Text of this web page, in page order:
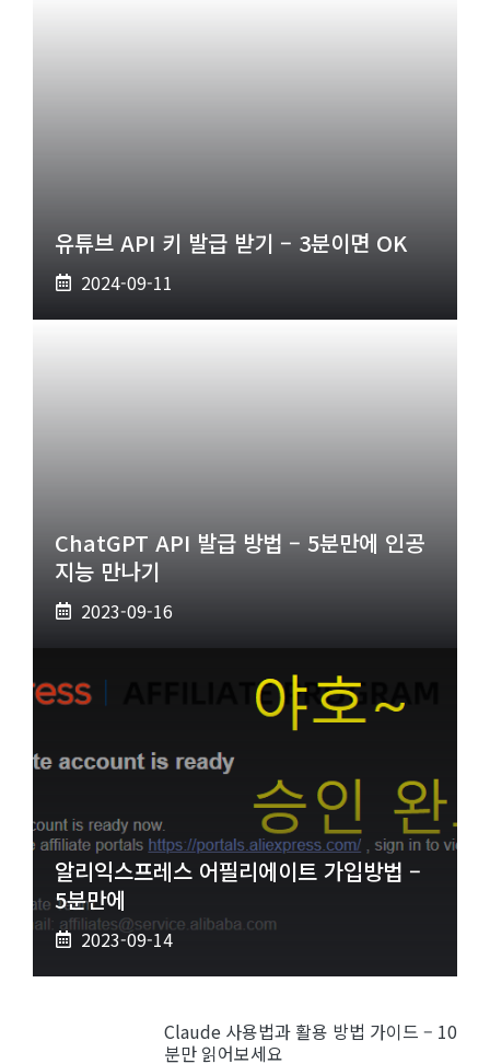
유튜브 API 키 발급 받기 – 3분이면 OK
2024-09-11
ChatGPT API 발급 방법 – 5분만에 인공
지능 만나기
2023-09-16
알리익스프레스 어필리에이트 가입방법 –
5분만에
2023-09-14
Claude 사용법과 활용 방법 가이드 – 10
분만 읽어보세요